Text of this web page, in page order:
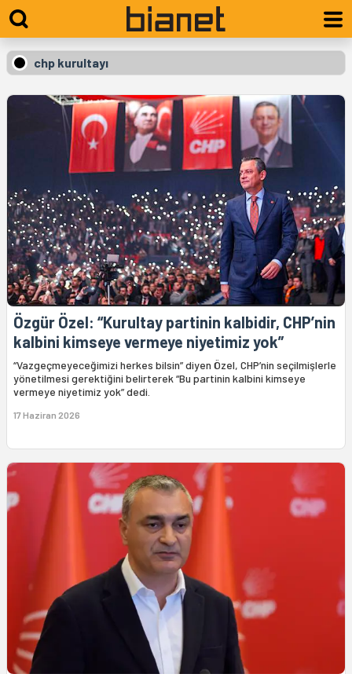
chp kurultayı
Özgür Özel: “Kurultay partinin kalbidir, CHP’nin
kalbini kimseye vermeye niyetimiz yok”
“Vazgeçmeyeceğimizi herkes bilsin” diyen Özel, CHP’nin seçilmişlerle
yönetilmesi gerektiğini belirterek “Bu partinin kalbini kimseye
vermeye niyetimiz yok” dedi.
17 Haziran 2026